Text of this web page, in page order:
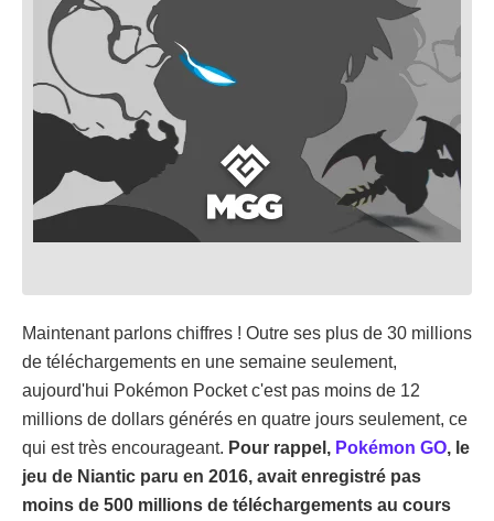
Maintenant parlons chiffres ! Outre ses plus de 30 millions
de téléchargements en une semaine seulement,
aujourd'hui Pokémon Pocket c'est pas moins de 12
millions de dollars générés en quatre jours seulement, ce
qui est très encourageant. Pour rappel, Pokémon GO, le
jeu de Niantic paru en 2016, avait enregistré pas
moins de 500 millions de téléchargements au cours